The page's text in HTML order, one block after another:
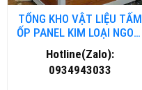
TỔNG KHO VẬT LIỆU TẤM
ỐP PANEL KIM LOẠI NGOÀI
TRỜI TẠI THANH HOÁ
Hotline(Zalo):
0934943033